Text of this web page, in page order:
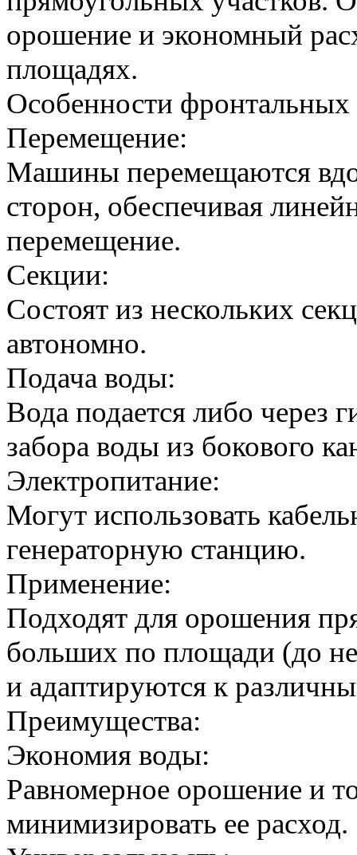
орошение и экономный
площадях.
Особенности
Перемещение:
Машины перемещаются
сторон, обеспечивая
перемещение.
Секции:
Состоят из нескольких
автономно.
Подача воды:
Вода подается либо через
забора воды из бокового
Электропитание:
Могут использовать
генераторную станцию.
Применение:
Подходят для орошения
больших по площади (до
и адаптируются к
Преимущества:
Экономия воды:
Равномерное орошение и
минимизировать ее расход.